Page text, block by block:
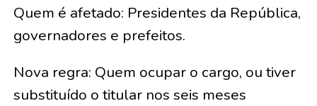
Quem é afetado: Presidentes da República,
governadores e prefeitos.
Nova regra: Quem ocupar o cargo, ou tiver
substituído o titular nos seis meses